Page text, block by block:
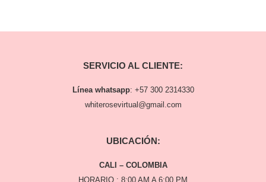
SERVICIO AL CLIENTE:
Línea whatsapp: +57 300 2314330
whiterosevirtual@gmail.com
UBICACIÓN:
CALI – COLOMBIA
HORARIO : 8:00 AM A 6:00 PM